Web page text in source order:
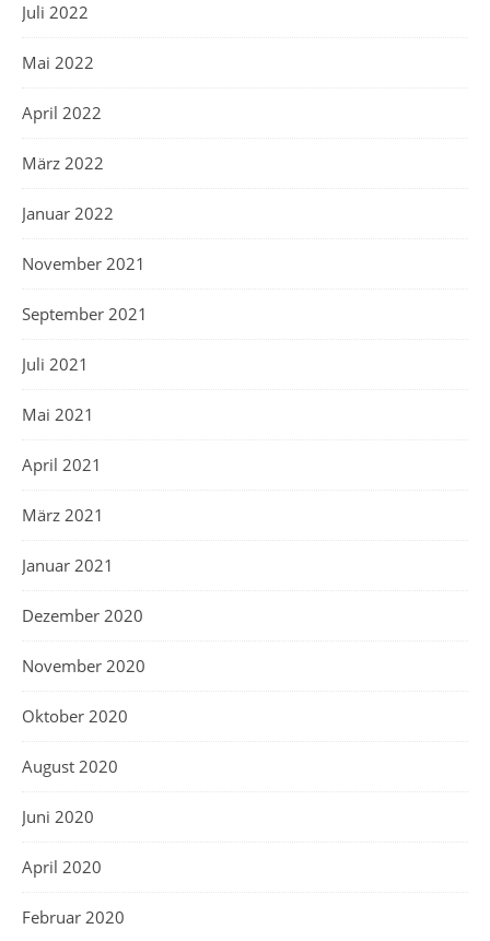
Juli 2022
Mai 2022
April 2022
März 2022
Januar 2022
November 2021
September 2021
Juli 2021
Mai 2021
April 2021
März 2021
Januar 2021
Dezember 2020
November 2020
Oktober 2020
August 2020
Juni 2020
April 2020
Februar 2020